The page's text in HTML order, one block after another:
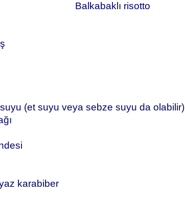
Balkabaklı risotto
(et suyu veya sebze suyu da olabilir)
karabiber